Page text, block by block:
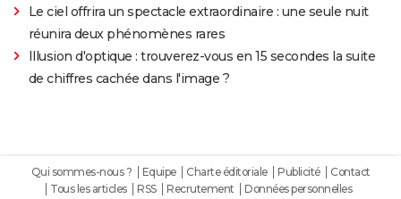
Le ciel offrira un spectacle extraordinaire : une seule nuit
réunira deux phénomènes rares
Illusion d'optique : trouverez-vous en 15 secondes la suite
de chiffres cachée dans l'image ?
Qui sommes-nous ? Equipe Charte éditoriale Publicité
Contact
Tous les articles
RSS Recrutement Données personnelles